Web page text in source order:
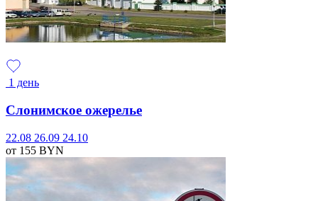
1 день
Слонимское ожерелье
22.08 26.09 24.10
от 155 BYN